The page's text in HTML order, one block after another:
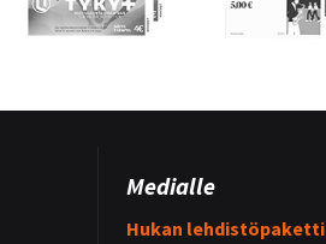
Medialle
Hukan lehdistöpaketti